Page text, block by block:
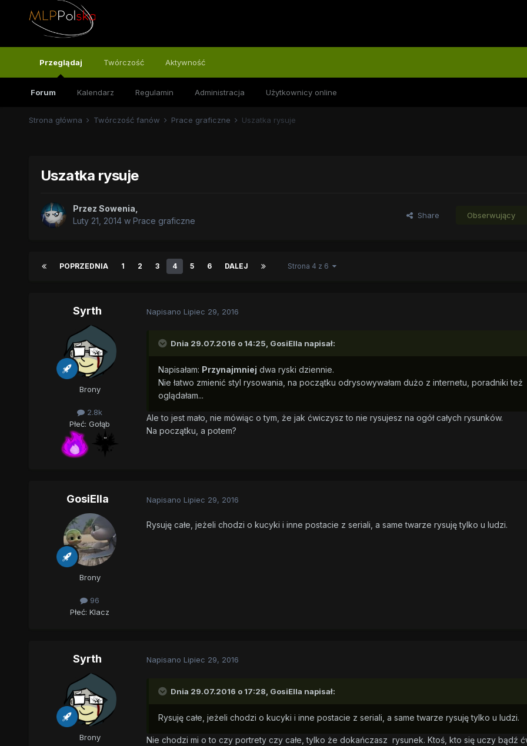
Przeglądaj
Forum Kalendarz Regulamin Administracja Użytkownicy online
Twórczość Aktywność
Strona główna Twórczość fanów Prace graficzne Uszatka rysuje
Uszatka rysuje
Przez Sowenia
Luty 21, 2014w Prace graficzne
Share Obserwujący
POPRZEDNIA 1 2 3 4 5 6 DALEJ Strona 4 z 6
Syrth
Brony
2.8k
Płeć: Gołąb
Napisano Lipiec 29, 2016
Dnia 29.07.2016 o 14:25, GosiElla napisał:
Napisałam: Przynajmniej dwa ryski dziennie.
Nie łatwo zmienić styl rysowania, na początku odrysowywałam dużo z internetu, poradniki też
oglądałam...
Ale to jest mało, nie mówiąc o tym, że jak ćwiczysz to nie rysujesz na ogół całych rysunków.
Na początku, a potem?
GosiElla
Brony
96
Płeć: Klacz
Napisano Lipiec 29, 2016
Rysuję całe, jeżeli chodzi o kucyki i inne postacie z seriali, a same twarze rysuję tylko u ludzi.
Syrth
Brony
Napisano Lipiec 29, 2016
Dnia 29.07.2016 o 17:28, GosiElla napisał:
Rysuję całe, jeżeli chodzi o kucyki i inne postacie z seriali, a same twarze rysuję tylko u ludzi.
Nie chodzi mi o to czy portrety czy całe, tylko że dokańczasz rysunek. Ktoś, kto się uczy bądź